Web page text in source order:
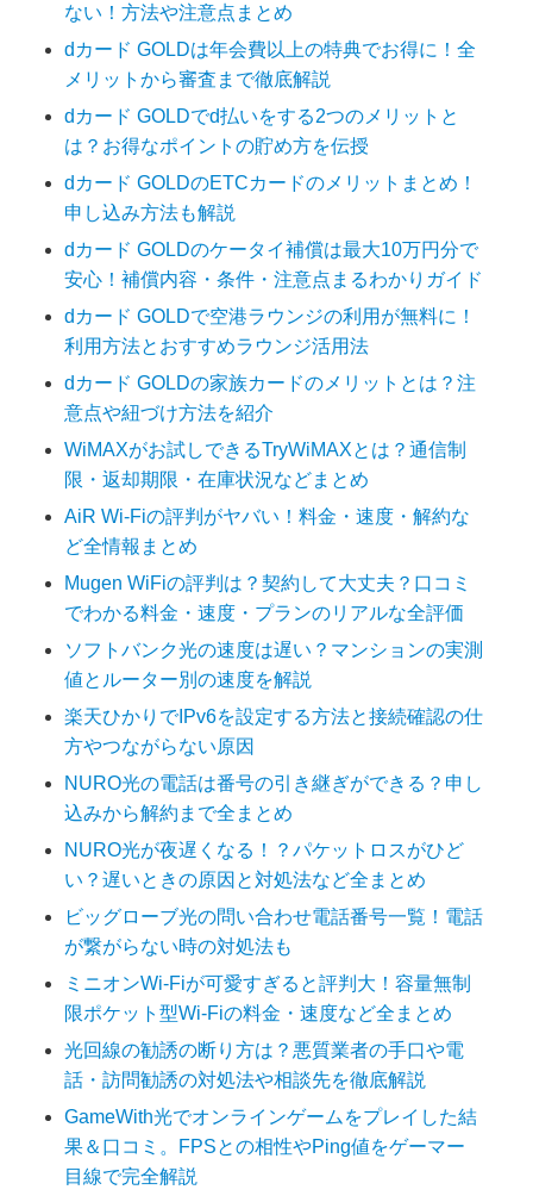
ない！方法や注意点まとめ
dカード GOLDは年会費以上の特典でお得に！全
メリットから審査まで徹底解説
dカード GOLDでd払いをする2つのメリットと
は？お得なポイントの貯め方を伝授
dカード GOLDのETCカードのメリットまとめ！
申し込み方法も解説
dカード GOLDのケータイ補償は最大10万円分で
安心！補償内容・条件・注意点まるわかりガイド
dカード GOLDで空港ラウンジの利用が無料に！
利用方法とおすすめラウンジ活用法
dカード GOLDの家族カードのメリットとは？注
意点や紐づけ方法を紹介
WiMAXがお試しできるTryWiMAXとは？通信制
限・返却期限・在庫状況などまとめ
AiR Wi-Fiの評判がヤバい！料金・速度・解約な
ど全情報まとめ
Mugen WiFiの評判は？契約して大丈夫？口コミ
でわかる料金・速度・プランのリアルな全評価
ソフトバンク光の速度は遅い？マンションの実測
値とルーター別の速度を解説
楽天ひかりでIPv6を設定する方法と接続確認の仕
方やつながらない原因
NURO光の電話は番号の引き継ぎができる？申し
込みから解約まで全まとめ
NURO光が夜遅くなる！？パケットロスがひど
い？遅いときの原因と対処法など全まとめ
ビッグローブ光の問い合わせ電話番号一覧！電話
が繋がらない時の対処法も
ミニオンWi-Fiが可愛すぎると評判大！容量無制
限ポケット型Wi-Fiの料金・速度など全まとめ
光回線の勧誘の断り方は？悪質業者の手口や電
話・訪問勧誘の対処法や相談先を徹底解説
GameWith光でオンラインゲームをプレイした結
果＆口コミ。FPSとの相性やPing値をゲーマー
目線で完全解説